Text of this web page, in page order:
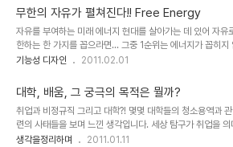
황에 따라 지속적으로 추가할 예정입..
안 위협과 관련한 좋지 않은 소식들 일부 때문에 다수를 의심
점도 생각해 볼 부분인 것 같습니다. 또한 소셜 네트웤 상에서
나 악성 피싱 등의 공격을 감행하기란 쉽지 않다고 봅니다.
워크 상에서 이러한 행위를 한다는 건 스스로 멍애를 안고 집
제한(블록)을 받기를 원하지 않는 한 힘들기 때문입니다. 물론
한 경우와 점점 복잡해지고 ..
무한의 자유가 펼쳐진다!! Free Energy
자유를 부여하는 미래 에너지 현대를 살아가는 데 있어 자유
한하는 한 가지를 꼽으라면... 그중 1순위는 에너지가 꼽히지
생각합니다. 우선 먹고사는 것도 그렇고... 인간 생활에 있어서
자인이라 판단하여 소개했던 콘셉트 디자인 중에도 에너지에
자인이 적지 않다는 것 역시 아마 그러한 이유와 관계가 있었
다. 간혹, 꼭 디자인이 아니더라도 이런저런 언급에 있어서
관한 이야기들을 언급하기도 했었는데, 그 이야기들의 핵심
움이었고, 그 자유로움에 있어서 에너지의 수급은 실과 바늘
기능성 디자인 2011.02.01
대학, 배움, 그 궁극의 목적은 뭘까?
취업과 비정규직 그리고 대학?! 몇몇 대학들의 청소용역과
련의 사태들을 보며 느낀 생각입니다. 세상 탐구가 취업을 의
그것이 비정규직을 의미하는 건 결코 아닐텐데... 언제인가 부
생각을정리하며 2011.01.11